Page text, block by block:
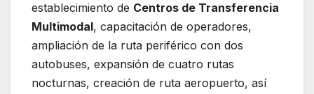
establecimiento de Centros de Transferencia
Multimodal, capacitación de operadores,
ampliación de la ruta periférico con dos
autobuses, expansión de cuatro rutas
nocturnas, creación de ruta aeropuerto, así